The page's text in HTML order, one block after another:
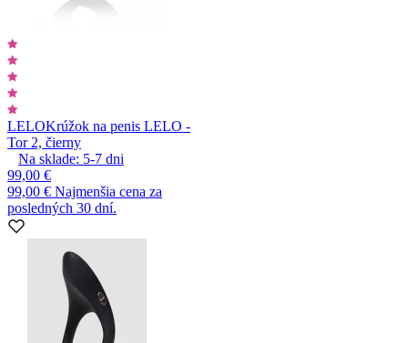
LELOKrúžok na penis LELO -
Tor 2, čierny
Na sklade: 5-7 dni
99,00 €
99,00 € Najmenšia cena za
posledných 30 dní.